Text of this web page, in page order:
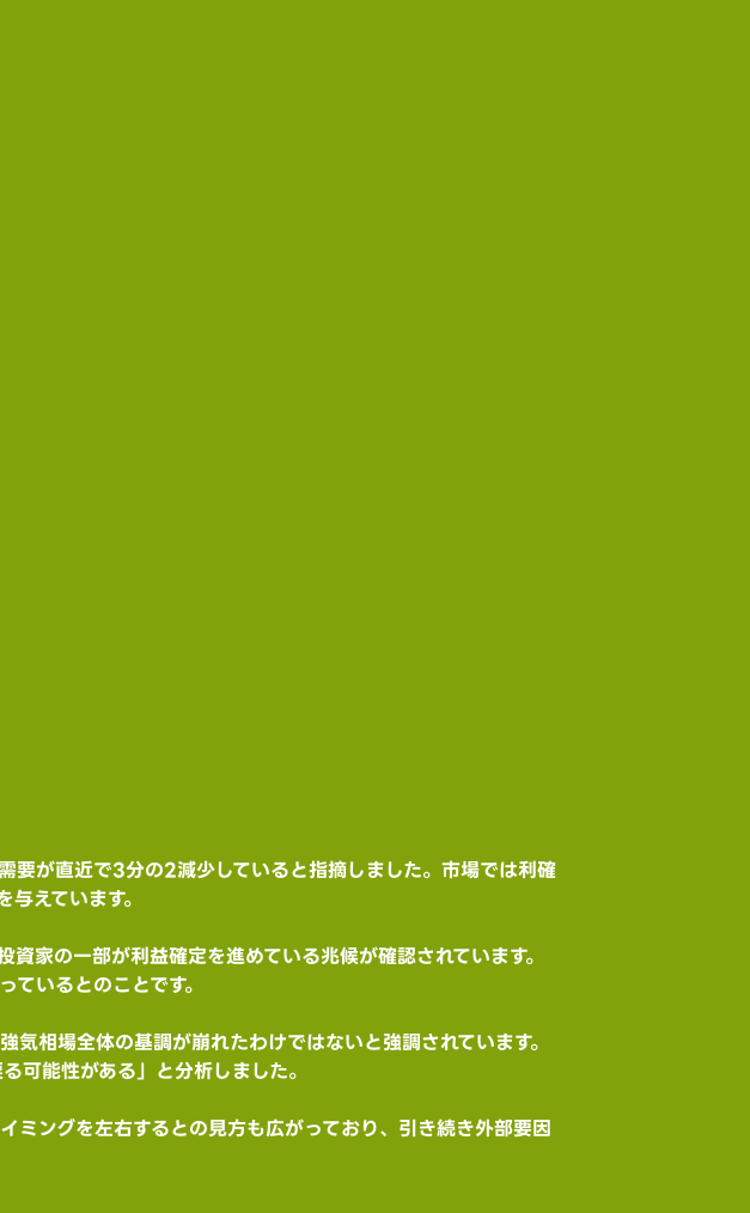
が直近で3分の2減少していると指摘しました。市場では利確
えています。
家の一部が利益確定を進めている兆候が確認されています。
いるとのことです。
相場全体の基調が崩れたわけではないと強調されています。
能性がある」と分析しました。
ングを左右するとの見方も広がっており、引き続き外部要因